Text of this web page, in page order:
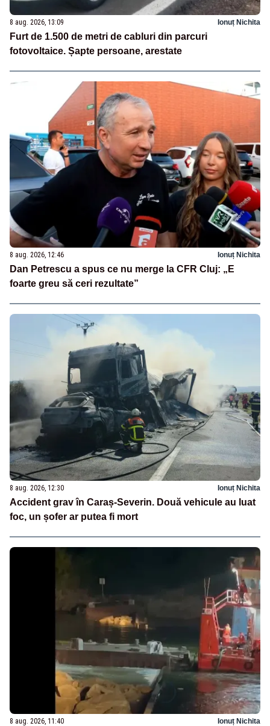
8 aug. 2026, 13:09 Ionuț Nichita
Furt de 1.500 de metri de cabluri din parcuri
fotovoltaice. Șapte persoane, arestate
8 aug. 2026, 12:46 Ionuț Nichita
Dan Petrescu a spus ce nu merge la CFR Cluj: „E
foarte greu să ceri rezultate”
8 aug. 2026, 12:30 Ionuț Nichita
Accident grav în Caraș-Severin. Două vehicule au luat
foc, un șofer ar putea fi mort
8 aug. 2026, 11:40 Ionuț Nichita